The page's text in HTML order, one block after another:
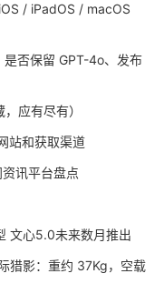
/ iPadOS / macOS
是否保留 GPT-4o、发布
应有尽有）
站和获取渠道
讯平台盘点
文心5.0未来数月推出
猎影：重约 37Kg，空载